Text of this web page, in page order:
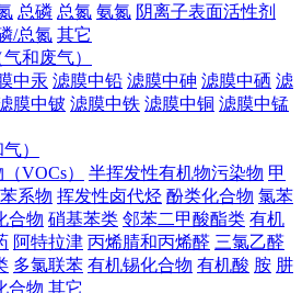
总磷 总氮 氨氮 阴离子表面活性剂
/总氮 其它
和废气）
中汞 滤膜中铅 滤膜中砷 滤膜中硒 滤
膜中铍 滤膜中铁 滤膜中铜 滤膜中锰
）
VOCs）
半挥发性有机物污染物 甲
苯系物 挥发性卤代烃 酚类化合物 氯苯
合物 硝基苯类 邻苯二甲酸酯类 有机
阿特拉津 丙烯腈和丙烯醛 三氯乙醛
多氯联苯 有机锡化合物 有机酸 胺 肼
合物 其它